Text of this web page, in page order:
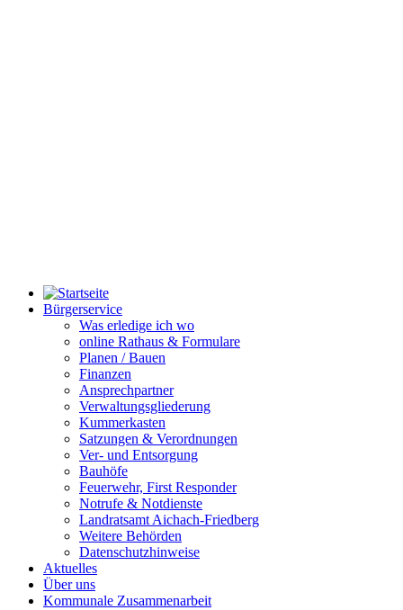
Bürgerservice
Was erledige ich wo
online Rathaus & Formulare
Planen / Bauen
Finanzen
Ansprechpartner
Verwaltungsgliederung
Kummerkasten
Satzungen & Verordnungen
Ver- und Entsorgung
Bauhöfe
Feuerwehr, First Responder
Notrufe & Notdienste
Landratsamt Aichach-Friedberg
Weitere Behörden
Datenschutzhinweise
Aktuelles
Über uns
Kommunale Zusammenarbeit